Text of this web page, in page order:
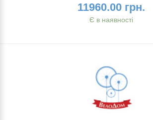
11960.00 грн.
Є в наявності